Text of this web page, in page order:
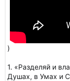
)
1. «Разделяй и
Душах, в Умах и